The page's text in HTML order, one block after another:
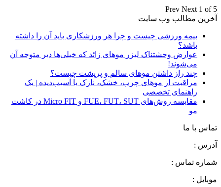
Prev Next 1 of 5
آخرین مطالب وب سایت
بیمه ورزشی چیست و چرا هر ورزشکاری باید آن را داشته
باشد؟
عوارض وحشتناک لیزر موهای زائد که خیلی‌ها دیر متوجه آن
می‌شوند!
چند راز داشتن موهای سالم و پرپشت چیست؟
مراقبت از موهای چرب، خشک، نازک یا آسیب‌دیده | یک
راهنمای تخصصی
مقایسه روش‌های FUE، FUT، SUT و Micro FIT در کاشت
مو
تماس با ما
آدرس :
شماره تماس :
موبایل :